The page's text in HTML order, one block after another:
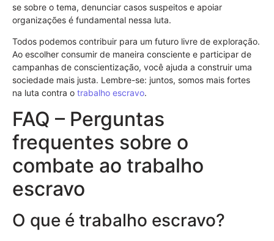
se sobre o tema, denunciar casos suspeitos e apoiar
organizações é fundamental nessa luta.
Todos podemos contribuir para um futuro livre de exploração.
Ao escolher consumir de maneira consciente e participar de
campanhas de conscientização, você ajuda a construir uma
sociedade mais justa. Lembre-se: juntos, somos mais fortes
na luta contra o trabalho escravo.
FAQ – Perguntas
frequentes sobre o
combate ao trabalho
escravo
O que é trabalho escravo?